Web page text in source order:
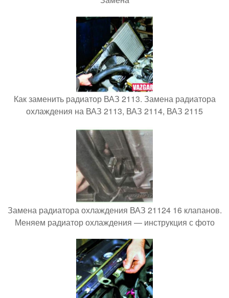
Как заменить радиатор ВАЗ 2113. Замена радиатора
охлаждения на ВАЗ 2113, ВАЗ 2114, ВАЗ 2115
Замена радиатора охлаждения ВАЗ 21124 16 клапанов.
Меняем радиатор охлаждения — инструкция с фото